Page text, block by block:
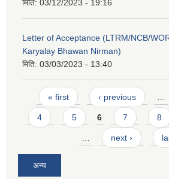
मिति: 03/12/2023 - 19:16
Letter of Acceptance (LTRM/NCB/
Karyalay Bhawan Nirman)
मिति: 03/03/2023 - 13:40
Pages
« first ‹ previous
4 5 6 7 8
next ›
अन्य